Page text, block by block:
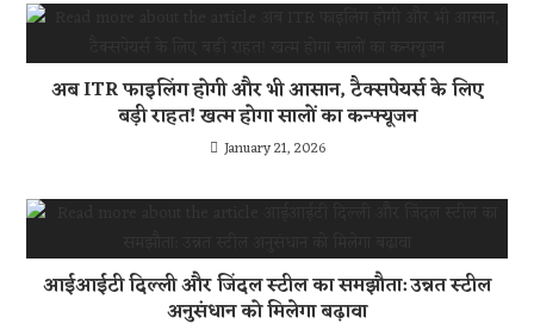
अब ITR फाइलिंग होगी और भी आसान, टैक्सपेयर्स के लिए
बड़ी राहत! खत्म होगा सालों का कन्फ्यूजन
January 21, 2026
आईआईटी दिल्ली और जिंदल स्टील का समझौता: उन्नत स्टील
अनुसंधान को मिलेगा बढ़ावा